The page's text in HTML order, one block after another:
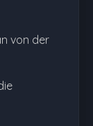
von der